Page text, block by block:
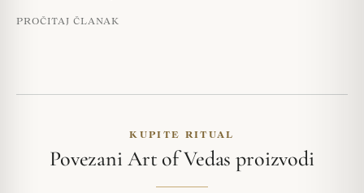
PROČITAJ ČLANAK
KUPITE RITUAL
Povezani Art of Vedas proizvodi